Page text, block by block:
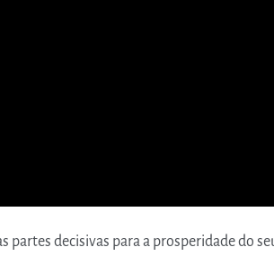
partes decisivas para a prosperidade do